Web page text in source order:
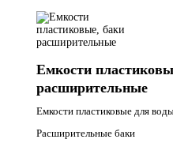
Емкости
расширительные
Емкости пластиковые для
Расширительные баки